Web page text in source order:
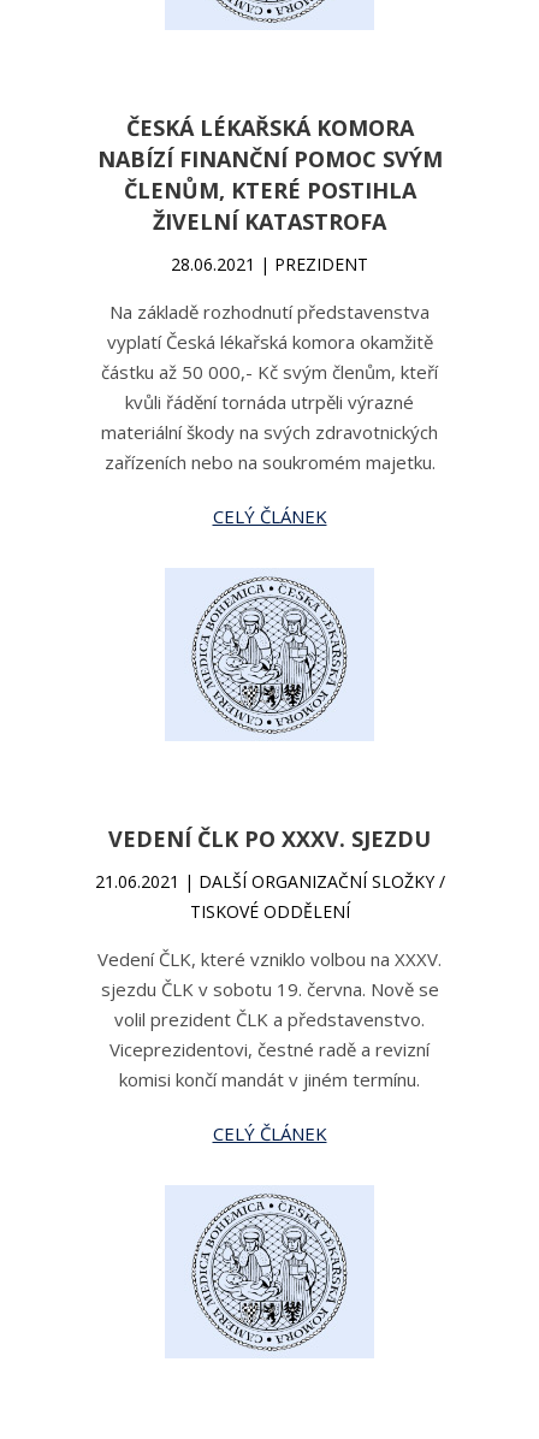
ČESKÁ LÉKAŘSKÁ KOMORA
NABÍZÍ FINANČNÍ POMOC SVÝM
ČLENŮM, KTERÉ POSTIHLA
ŽIVELNÍ KATASTROFA
28.06.2021 | PREZIDENT
Na základě rozhodnutí představenstva
vyplatí Česká lékařská komora okamžitě
částku až 50 000,- Kč svým členům, kteří
kvůli řádění tornáda utrpěli výrazné
materiální škody na svých zdravotnických
zařízeních nebo na soukromém majetku.
CELÝ ČLÁNEK
VEDENÍ ČLK PO XXXV. SJEZDU
21.06.2021 | DALŠÍ ORGANIZAČNÍ SLOŽKY /
TISKOVÉ ODDĚLENÍ
Vedení ČLK, které vzniklo volbou na XXXV.
sjezdu ČLK v sobotu 19. června. Nově se
volil prezident ČLK a představenstvo.
Viceprezidentovi, čestné radě a revizní
komisi končí mandát v jiném termínu.
CELÝ ČLÁNEK